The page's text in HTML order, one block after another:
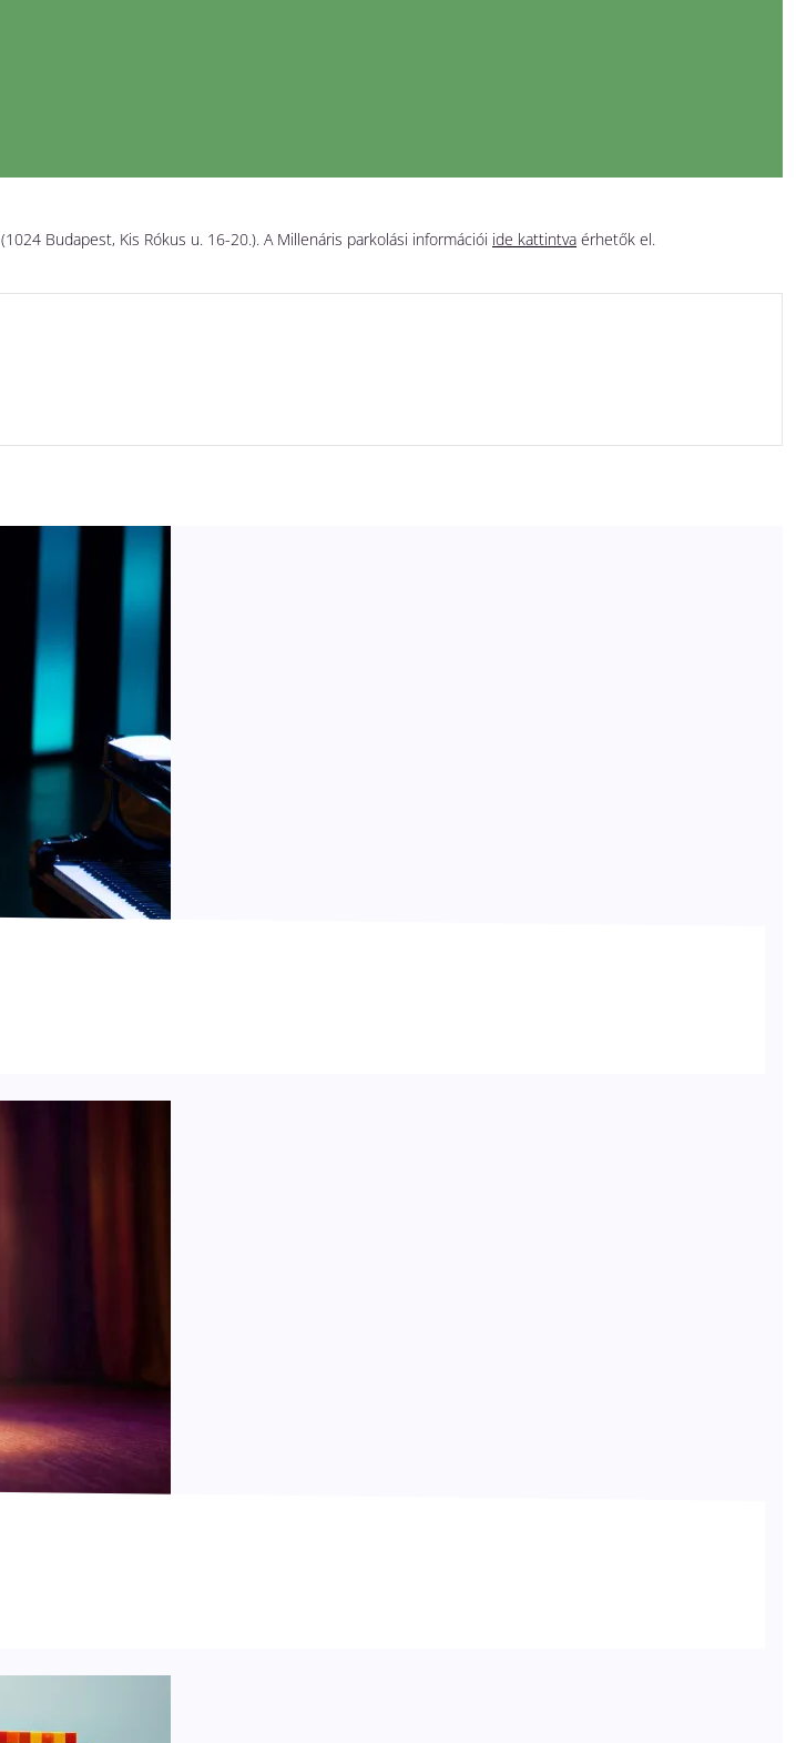
(1024 Budapest, Kis Rókus u. 16-20.). A Millenáris parkolási információi ide kattintva érhetők el.